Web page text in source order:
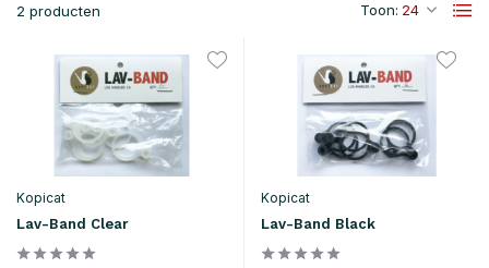
2 producten Toon:
Kopicat
Lav-Band Clear
Kopicat
Lav-Band Black